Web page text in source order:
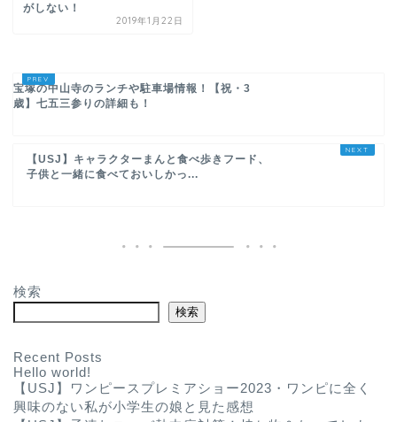
がしない！
2019年1月22日
宝塚の中山寺のランチや駐車場情報！【祝・3
歳】七五三参りの詳細も！
【USJ】キャラクターまんと食べ歩きフード、
子供と一緒に食べておいしかっ...
検索
検索
Recent Posts
Hello world!
【USJ】ワンピースプレミアショー2023・ワンピに全く
興味のない私が小学生の娘と見た感想